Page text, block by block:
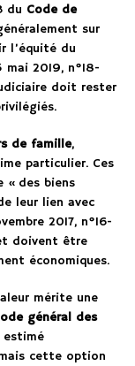
du Code de
sur
l’équité du
mai 2019, n°18-
doit rester
de famille,
particulier. Ces
« des biens
leur lien avec
2017, n°16-
doivent être
économiques.
mérite une
général des
cette option